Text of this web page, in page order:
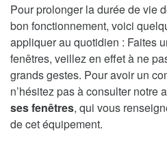
Pour prolonger la durée de vie
bon fonctionnement, voici
appliquer au quotidien : Faites
fenêtres, veillez en effet à ne
grands gestes. Pour avoir un
n’hésitez pas à consulter notre
ses fenêtres, qui vous
de cet équipement.